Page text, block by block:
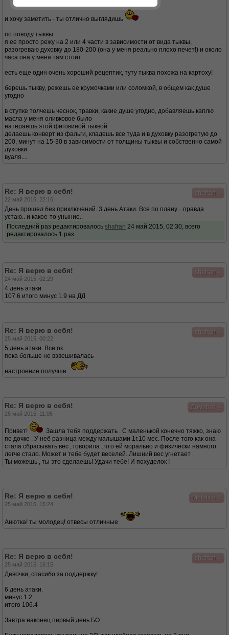
и хочу заметить - ты отлично выглядишь
по поводу тыквы
я ее просто режу на 2 или 4 части в зависимости от вида тыквы,
разогреваю духовку до 180-200 (она у меня реально плохо печет!) и около
часа она у меня там стоит
есть еще один очень хороший рецептик, туту тыква похожа на картоху!
берешь тыкву, режешь ее кружочками или соломкой, в общем как душе
угодно
в ступке толчешь чеснок, травки, какие душе угодно, добавляешь каплю
масла у меня оливковое было
натераешь этой фиговиной тыквой
делаешь конверт из фальги, кладешь все туда и в духовку разогретую до
200, минут на 15-30 в зависимости от толщины тыквы и собственно самой
духовки
вуаля....
shafran
Re: Я верю в себя!
22 май 2015, 22:16
День прошел без приключений. 3 день Атаки. Все по плану... правда
устаю.. и какое-то уныние..
Последний раз редактировалось shafran 24 май 2015, 02:30, всего
редактировалось 1 раз.
shafran
Re: Я верю в себя!
24 май 2015, 02:29
4 день атаки.
107.6 итого минус 1.9 на ДД
shafran
Re: Я верю в себя!
25 май 2015, 00:22
5 день атаки. Все ок.
пока больше не взвешивалась
настроение получше
Домира*
Re: Я верю в себя!
25 май 2015, 11:05
Привет!
Зашла тебя поддержать . С маленькой конечно тяжко, знаю
по дочке . У неё разница между малышами 1г.10 мес. После того как она
стала сбрасывать вес , говорила , что ей морально и физически намного
легче стало. Может и тебе будет веселей. Лишний вес угнетает .
Ты можешь , ты это сделаешь! Удачи тебе! И похуделок !
Metelica
Re: Я верю в себя!
25 май 2015, 15:24
Анютка! ты молодец! отвесы отличные
shafran
Re: Я верю в себя!
25 май 2015, 16:15
Девочки, спасибо за поддержку!
6 день атаки.
минус 1.2
итого 106.4
Завтра наконец первый день БО